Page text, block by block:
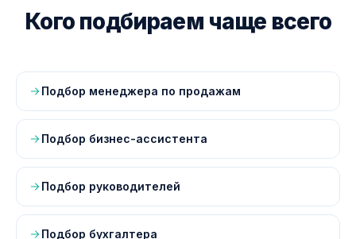
Кого подбираем чаще всего
Подбор менеджера по продажам
Подбор бизнес-ассистента
Подбор руководителей
Подбор бухгалтера